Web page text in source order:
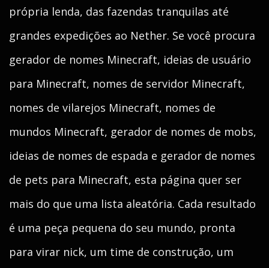
própria lenda, das fazendas tranquilas até
grandes expedições ao Nether. Se você procura
gerador de nomes Minecraft, ideias de usuário
para Minecraft, nomes de servidor Minecraft,
nomes de vilarejos Minecraft, nomes de
mundos Minecraft, gerador de nomes de mobs,
ideias de nomes de espada e gerador de nomes
de pets para Minecraft, esta página quer ser
mais do que uma lista aleatória. Cada resultado
é uma peça pequena do seu mundo, pronta
para virar nick, um time de construção, um